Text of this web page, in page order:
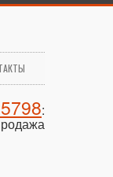
: